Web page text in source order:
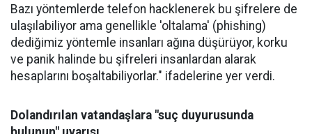
Bazı yöntemlerde telefon hacklenerek bu şifrelere de
ulaşılabiliyor ama genellikle 'oltalama' (phishing)
dediğimiz yöntemle insanları ağına düşürüyor, korku
ve panik halinde bu şifreleri insanlardan alarak
hesaplarını boşaltabiliyorlar." ifadelerine yer verdi.
Dolandırılan vatandaşlara "suç duyurusunda